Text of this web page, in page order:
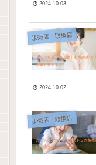
2024.10.03
販売店・取扱店
2024.10.02
販売店・取扱店